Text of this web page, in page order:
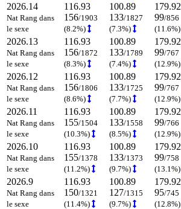
2026.14
Nat Rang dans
le sexe
116.93
156/1903
(8.2%)
100.89
133/1827
(7.3%)
179.92
99/856
(11.6%)
2026.13
Nat Rang dans
le sexe
116.93
156/1872
(8.3%)
100.89
133/1789
(7.4%)
179.92
99/767
(12.9%)
2026.12
Nat Rang dans
le sexe
116.93
156/1806
(8.6%)
100.89
133/1725
(7.7%)
179.92
99/767
(12.9%)
2026.11
Nat Rang dans
le sexe
116.93
155/1504
(10.3%)
100.89
133/1558
(8.5%)
179.92
99/766
(12.9%)
2026.10
Nat Rang dans
le sexe
116.93
155/1378
(11.2%)
100.89
133/1373
(9.7%)
179.92
99/758
(13.1%)
2026.9
Nat Rang dans
le sexe
116.93
150/1321
(11.4%)
100.89
127/1315
(9.7%)
179.92
95/745
(12.8%)